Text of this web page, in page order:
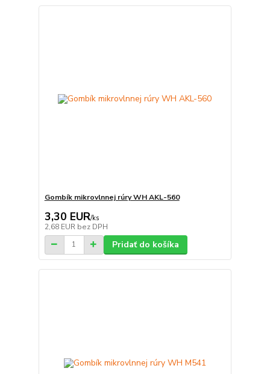
Gombík mikrovlnnej rúry WH AKL-560
3,30 EUR/ks
2,68 EUR bez DPH
Pridať do košíka